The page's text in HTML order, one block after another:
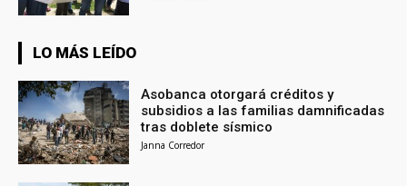
LO MÁS LEÍDO
Asobanca otorgará créditos y
subsidios a las familias damnificadas
tras doblete sísmico
Janna Corredor